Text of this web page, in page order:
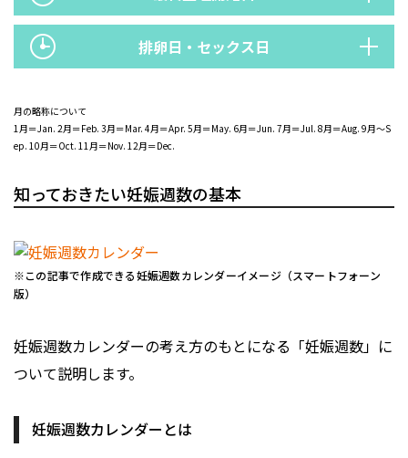
排卵日・セックス日
月の略称について
1月＝Jan. 2月＝Feb. 3月＝Mar. 4月＝Apr. 5月＝May. 6月＝Jun. 7月＝Jul. 8月＝Aug. 9月〜S
ep. 10月＝Oct. 11月＝Nov. 12月＝Dec.
知っておきたい妊娠週数の基本
※この記事で作成できる妊娠週数カレンダーイメージ（スマートフォーン
版）
妊娠週数カレンダーの考え方のもとになる「妊娠週数」に
ついて説明します。
妊娠週数カレンダーとは